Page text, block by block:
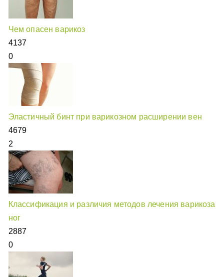
Чем опасен варикоз
4137
0
Эластичный бинт при варикозном расширении вен
4679
2
Классификация и различия методов лечения варикоза
ног
2887
0